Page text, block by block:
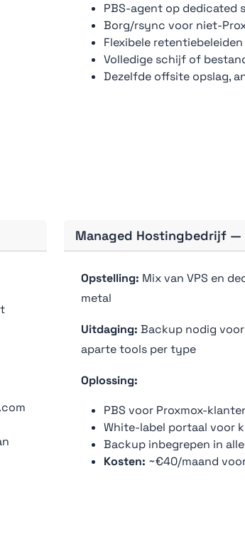
PBS-agent op dedicated
Borg/rsync voor niet-
Flexibele retentiebeleiden
Volledige schijf of
Dezelfde offsite opslag,
Managed Hostingbedrijf —
Opstelling: Mix van VPS en
metal
Uitdaging: Backup nodig
aparte tools per type
Oplossing:
PBS voor Proxmox-
White-label portaal voor
Backup inbegrepen in
Kosten: ~€40/maand